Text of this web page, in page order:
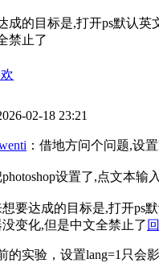
成的目标是,打开ps默认英
禁止了
02-18 23:21
：借地方问个问题,设
设置了,点文本输
要达成的目标是,打开ps
没变化,但是中文全禁止了
的实验，设置lang=1只会